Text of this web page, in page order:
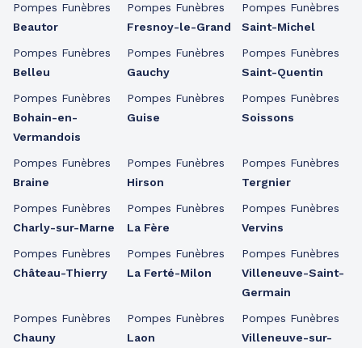
Pompes Funèbres
Beautor
Pompes Funèbres
Belleu
Pompes Funèbres
Bohain-en-
Vermandois
Pompes Funèbres
Braine
Pompes Funèbres
Charly-sur-Marne
Pompes Funèbres
Château-Thierry
Pompes Funèbres
Chauny
Pompes Funèbres
Fresnoy-le-Grand
Pompes Funèbres
Gauchy
Pompes Funèbres
Guise
Pompes Funèbres
Hirson
Pompes Funèbres
La Fère
Pompes Funèbres
La Ferté-Milon
Pompes Funèbres
Laon
Pompes Funèbres
Saint-Michel
Pompes Funèbres
Saint-Quentin
Pompes Funèbres
Soissons
Pompes Funèbres
Tergnier
Pompes Funèbres
Vervins
Pompes Funèbres
Villeneuve-Saint-
Germain
Pompes Funèbres
Villeneuve-sur-